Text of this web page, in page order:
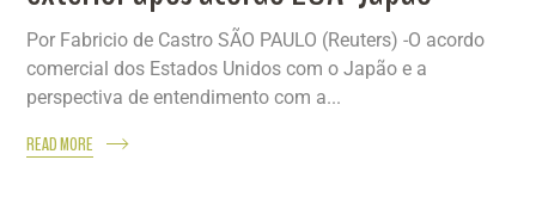
Por Fabricio de Castro SÃO PAULO (Reuters) -O acordo
comercial dos Estados Unidos com o Japão e a
perspectiva de entendimento com a...
READ MORE